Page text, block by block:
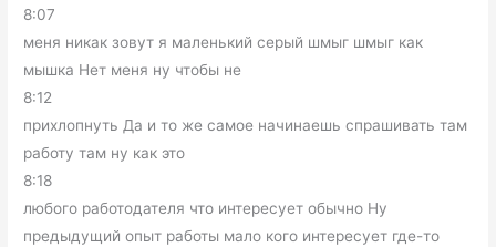
8:07
меня никак зовут я маленький серый шмыг шмыг как
мышка Нет меня ну чтобы не
8:12
прихлопнуть Да и то же самое начинаешь спрашивать там
работу там ну как это
8:18
любого работодателя что интересует обычно Ну
предыдущий опыт работы мало кого интересует где-то